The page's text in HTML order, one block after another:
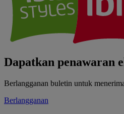
Dapatkan penawaran
Berlangganan buletin untuk
Berlangganan